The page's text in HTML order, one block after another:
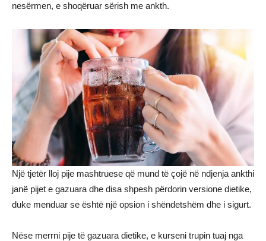
nesërmen, e shoqëruar sërish me ankth.
Një tjetër lloj pije mashtruese që mund të çojë në ndjenja ankthi
janë pijet e gazuara dhe disa shpesh përdorin versione dietike,
duke menduar se është një opsion i shëndetshëm dhe i sigurt.
Nëse merrni pije të gazuara dietike, e kurseni trupin tuaj nga